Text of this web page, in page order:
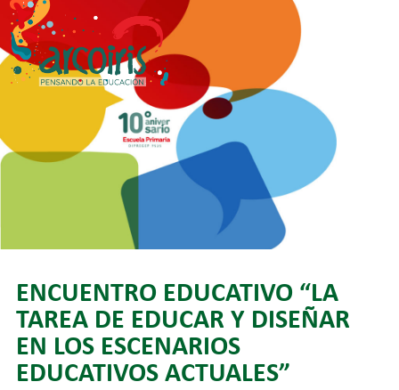
Skip
to
content
ENCUENTRO EDUCATIVO “LA
TAREA DE EDUCAR Y DISEÑAR
EN LOS ESCENARIOS
EDUCATIVOS ACTUALES”